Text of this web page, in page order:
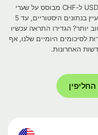
התרשים האינטראקטיבי שלנו להמרת USD ל-CHF מבוסס על שערי
חליפין אמצעיים בזמן אמת, מאפשר לעיין בנתונים היסטוריים, עד 5
הגדירו התראה עכשיו
היומיים שלנו, אף
האחרונות.